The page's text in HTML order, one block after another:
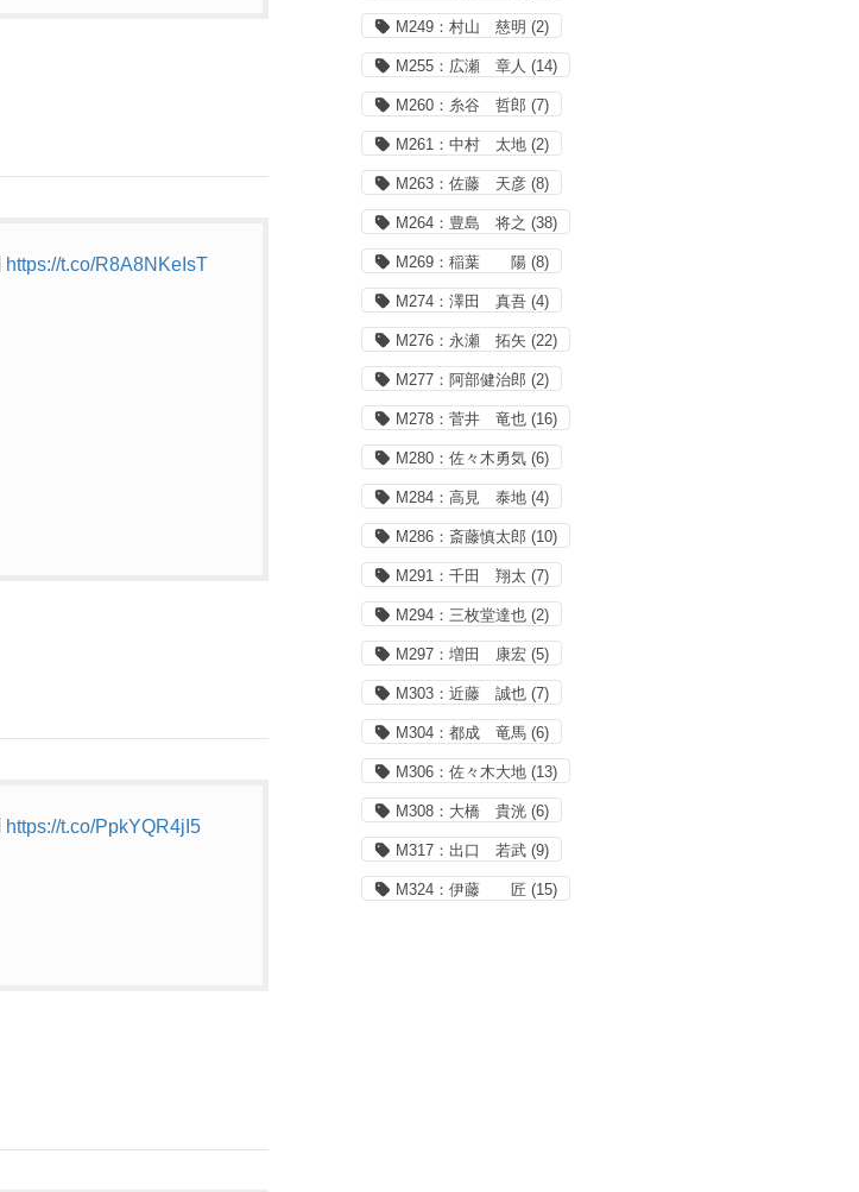
https://t.co/R8A8NKeIsT
https://t.co/PpkYQR4jI5
M249：村山 慈明 (2)
M255：広瀬 章人 (14)
M260：糸谷 哲郎 (7)
M261：中村 太地 (2)
M263：佐藤 天彦 (8)
M264：豊島 将之 (38)
M269：稲葉 陽 (8)
M274：澤田 真吾 (4)
M276：永瀬 拓矢 (22)
M277：阿部健治郎 (2)
M278：菅井 竜也 (16)
M280：佐々木勇気 (6)
M284：高見 泰地 (4)
M286：斎藤慎太郎 (10)
M291：千田 翔太 (7)
M294：三枚堂達也 (2)
M297：増田 康宏 (5)
M303：近藤 誠也 (7)
M304：都成 竜馬 (6)
M306：佐々木大地 (13)
M308：大橋 貴洸 (6)
M317：出口 若武 (9)
M324：伊藤 匠 (15)